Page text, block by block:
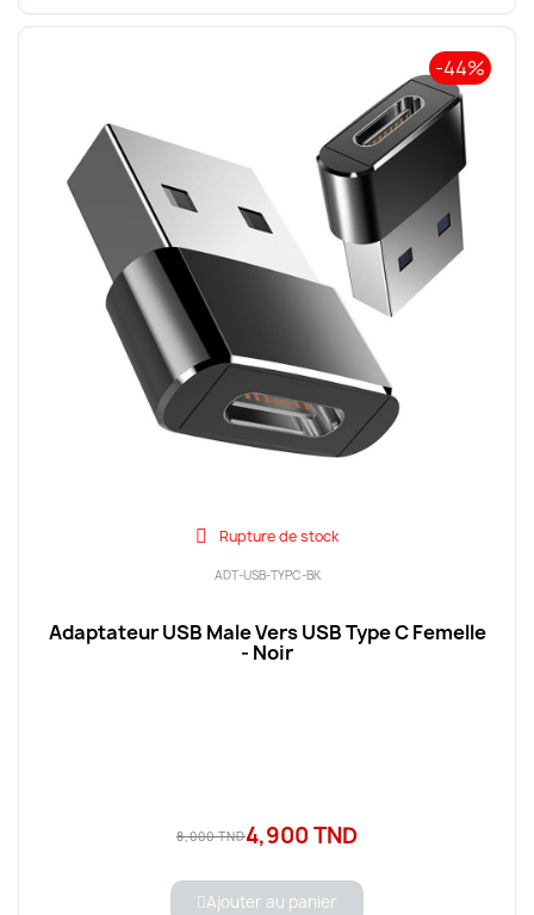
-44%
Rupture de stock
ADT-USB-TYPC-BK
Adaptateur USB Male Vers USB Type C Femelle
- Noir
8,000 TND4,900 TND
Ajouter au panier